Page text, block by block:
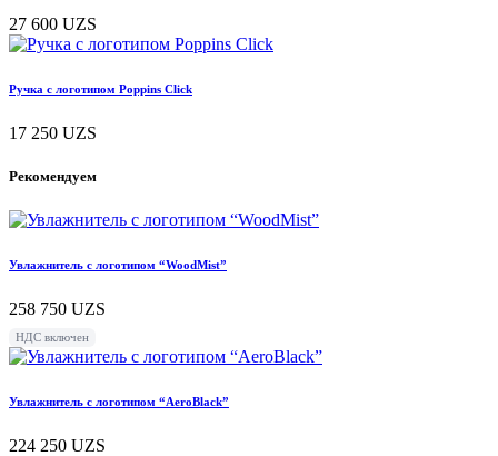
27 600 UZS
Ручка с логотипом Poppins Click
17 250 UZS
Рекомендуем
Увлажнитель с логотипом “WoodMist”
258 750 UZS
НДС включен
Увлажнитель с логотипом “AeroBlack”
224 250 UZS